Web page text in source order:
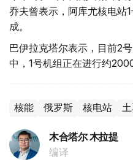
乔夫曾表示，阿库尤核电站
成。
巴伊拉克塔尔表示，目前2
中，1号机组正在进行约
核能 俄罗斯 核电站
木合塔尔 木拉提
编译